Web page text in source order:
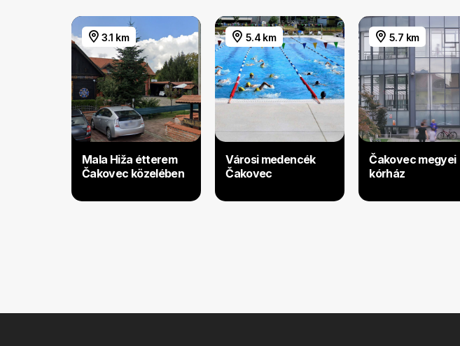
3.1 km
Mala Hiža étterem
Čakovec közelében
5.4 km
Városi medencék
Čakovec
5.7 km
Čakovec megyei
kórház